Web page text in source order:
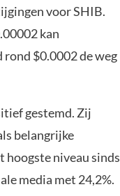
voor SHIB.
kan
rond $0.0002 de weg
gestemd. Zij
belangrijke
niveau sinds
media met 24,2%.